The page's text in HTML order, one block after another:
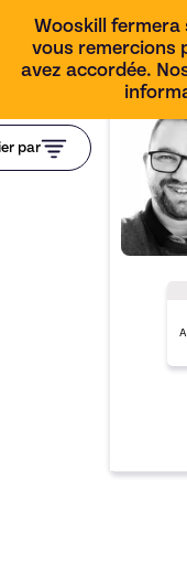
Wooskill
vous remercions
avez accordée.
par